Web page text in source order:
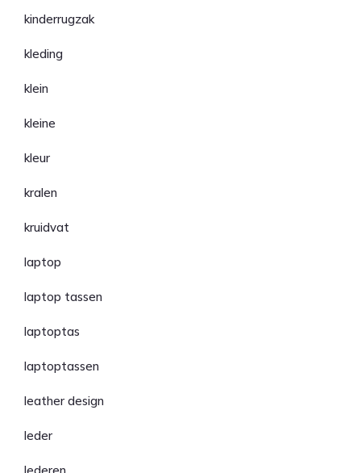
kinderrugzak
kleding
klein
kleine
kleur
kralen
kruidvat
laptop
laptop tassen
laptoptas
laptoptassen
leather design
leder